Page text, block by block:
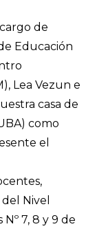
de
Educación
Lea Vezun e
casa de
como
el
Nivel
7, 8 y 9 de